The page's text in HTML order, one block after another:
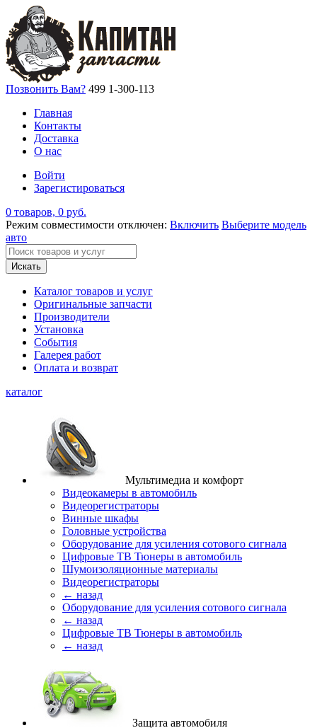
Позвонить Вам? 499 1-300-113
Главная
Контакты
Доставка
О нас
Войти
Зарегистироваться
0 товаров, 0 руб.
Режим совместимости отключен: Включить Выберите модель
авто
Искать
Каталог товаров и услуг
Оригинальные запчасти
Производители
Установка
События
Галерея работ
Оплата и возврат
каталог
Мультимедиа и комфорт
Видеокамеры в автомобиль
Видеорегистраторы
Винные шкафы
Головные устройства
Оборудование для усиления сотового сигнала
Цифровые ТВ Тюнеры в автомобиль
Шумоизоляционные материалы
Видеорегистраторы
← назад
Оборудование для усиления сотового сигнала
← назад
Цифровые ТВ Тюнеры в автомобиль
← назад
Защита автомобиля